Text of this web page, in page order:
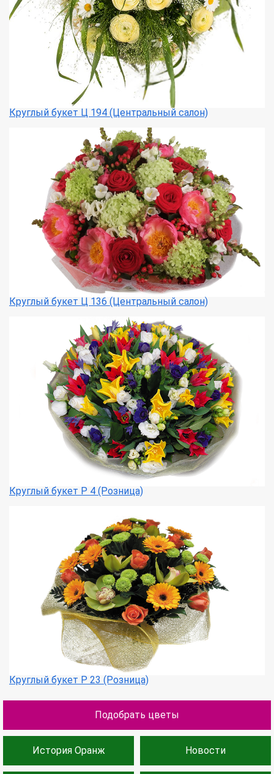
Круглый букет Ц 194 (Центральный салон)
Круглый букет Ц 136 (Центральный салон)
Круглый букет Р 4 (Розница)
Круглый букет Р 23 (Розница)
Подобрать цветы
История Оранж Новости